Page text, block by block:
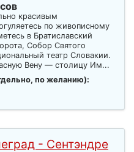
красивым
по живописному
в Братиславский
Собор Святого
театр Словакии.
Вену — столицу Им...
по желанию):
- Сентэндре